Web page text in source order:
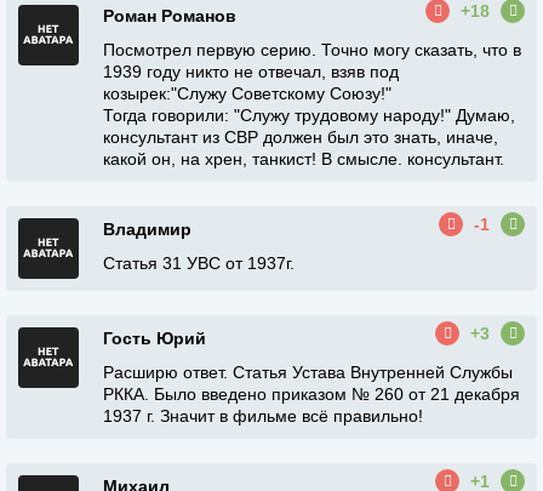
Роман Романов
+18
Посмотрел первую серию. Точно могу сказать, что в
1939 году никто не отвечал, взяв под
козырек:"Служу Советскому Союзу!"
Тогда говорили: "Служу трудовому народу!" Думаю,
консультант из СВР должен был это знать, иначе,
какой он, на хрен, танкист! В смысле. консультант.
Владимир
-1
Статья 31 УВС от 1937г.
Гость Юрий
+3
Расширю ответ. Статья Устава Внутренней Службы
РККА. Было введено приказом № 260 от 21 декабря
1937 г. Значит в фильме всё правильно!
Михаил +1